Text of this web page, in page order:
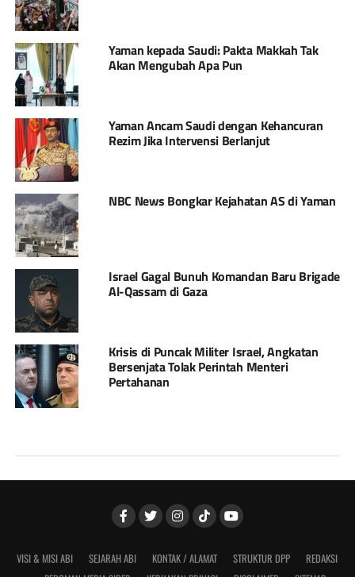
Yaman kepada Saudi: Pakta Makkah Tak
Akan Mengubah Apa Pun
Yaman Ancam Saudi dengan Kehancuran
Rezim Jika Intervensi Berlanjut
NBC News Bongkar Kejahatan AS di Yaman
Israel Gagal Bunuh Komandan Baru Brigade
Al-Qassam di Gaza
Krisis di Puncak Militer Israel, Angkatan
Bersenjata Tolak Perintah Menteri
Pertahanan
VISI & MISI ABI SEJARAH ABI KONTAK / ALAMAT STRUKTUR DPP
REDAKSI